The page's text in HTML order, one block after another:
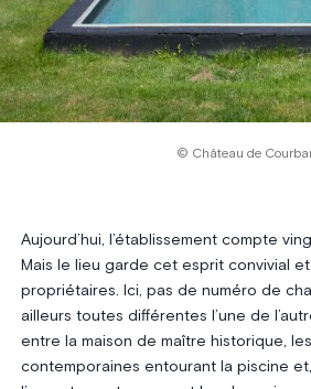
© Château de
Aujourd’hui, l’établissement compte
Mais le lieu garde cet esprit convivial
propriétaires. Ici, pas de numéro de
ailleurs toutes différentes l’une de
entre la maison de maître historique,
contemporaines entourant la piscine